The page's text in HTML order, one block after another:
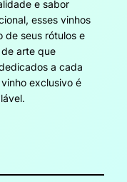
e sabor
esses vinhos
de seus rótulos e
arte que
a cada
exclusivo é